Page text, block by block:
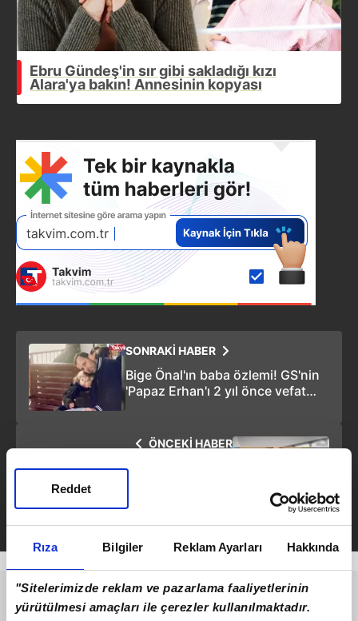
Rıza Bilgiler Reklam Ayarları Hakkında
"Sitelerimizde reklam ve pazarlama faaliyetlerinin
yürütülmesi amaçları ile çerezler kullanılmaktadır.
Reddet
Ebru Gündeş'in sır gibi sakladığı kızı
Alara'ya bakın! Annesinin kopyası
SONRAKİ HABER
Bige Önal'ın baba özlemi! GS'nin
'Papaz Erhan'ı 2 yıl önce vefat
ÖNCEKİ HABER
Demet Özdemir – Oğuzhan Koç